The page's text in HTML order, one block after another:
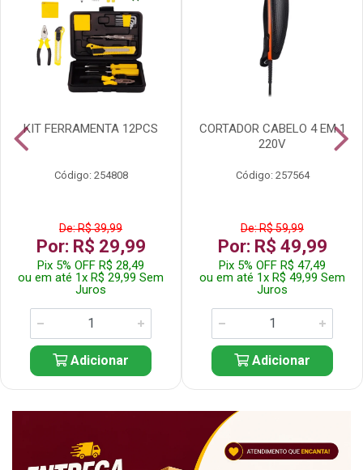
KIT FERRAMENTA 12PCS
Código: 254808
De: R$ 39,99
Por: R$ 29,99
Pix 5% OFF R$ 28,49
ou em até 1x R$ 29,99 Sem
Juros
Adicionar
CORTADOR CABELO 4 EM 1
220V
Código: 257564
De: R$ 59,99
Por: R$ 49,99
Pix 5% OFF R$ 47,49
ou em até 1x R$ 49,99 Sem
Juros
Adicionar